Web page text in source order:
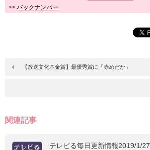
>> バックナンバー
【放送文化基金賞】最優秀賞に「赤めだか」
関連記事
テレビる毎日更新情報2019/1/27